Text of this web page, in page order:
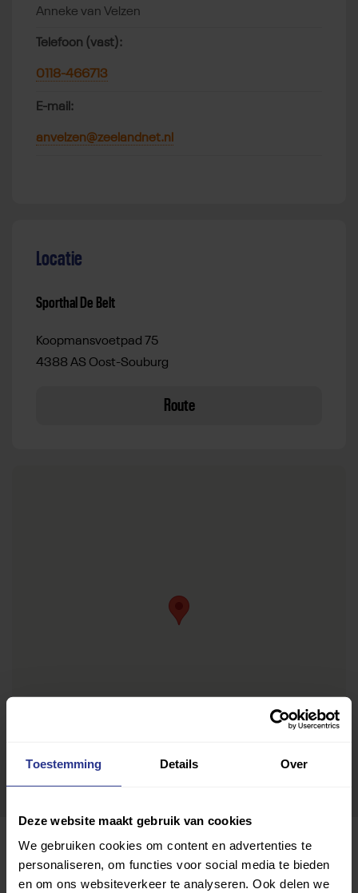
Toestemming Details Over
Deze website maakt gebruik van cookies
We gebruiken cookies om content en advertenties te
personaliseren, om functies voor social media te bieden
en om ons websiteverkeer te analyseren. Ook delen we
Anneke van Velzen
Telefoon (vast):
0118-466713
E-mail:
anvelzen@zeelandnet.nl
Locatie
Sporthal De Belt
Koopmansvoetpad 75
4388 AS Oost-Souburg
Route